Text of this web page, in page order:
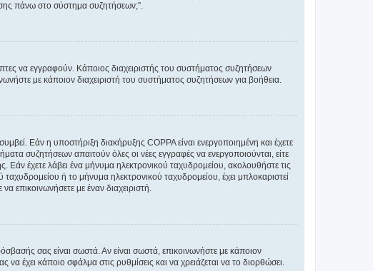
πάνω στο σύστημα συζητήσεων;”.
να εγγραφούν. Κάποιος διαχειριστής του συστήματος συζητήσεων
με κάποιον διαχειριστή του συστήματος συζητήσεων για βοήθεια.
Εάν η υποστήριξη διακήρυξης COPPA είναι ενεργοποιημένη και έχετε
συζητήσεων απαιτούν όλες οι νέες εγγραφές να ενεργοποιούνται, είτε
έχετε λάβει ένα μήνυμα ηλεκτρονικού ταχυδρομείου, ακολουθήστε τις
ή το μήνυμα ηλεκτρονικού ταχυδρομείου, έχει μπλοκαριστεί
επικοινωνήσετε με έναν διαχειριστή.
σας είναι σωστά. Αν είναι σωστά, επικοινωνήστε με κάποιον
να έχει κάποιο σφάλμα στις ρυθμίσεις και να χρειάζεται να το διορθώσει.